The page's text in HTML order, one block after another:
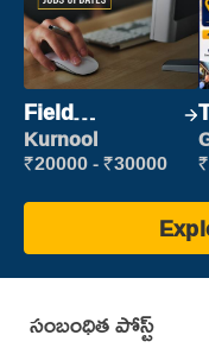
Field
Marketing
Executive
Kurnool
₹20000 - ₹30000
సంబంధిత పోస్ట్